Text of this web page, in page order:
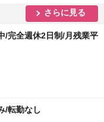
さらに見る
/完全週休2日制/月残業平
/転勤なし